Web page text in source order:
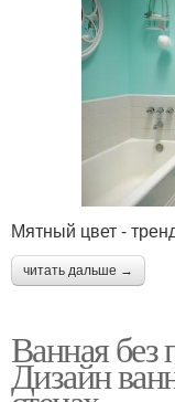
Мятный цвет -
читать дальше →
Ванная без
Дизайн